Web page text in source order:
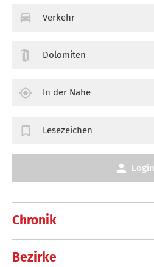
Chronik
Bezirke
Verkehr
Dolomiten
In der Nähe
Lesezeichen
Login